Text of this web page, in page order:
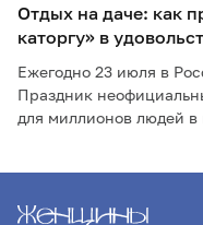
Отдых на даче: как
каторгу» в
Ежегодно 23 июля в
Праздник
для миллионов людей в